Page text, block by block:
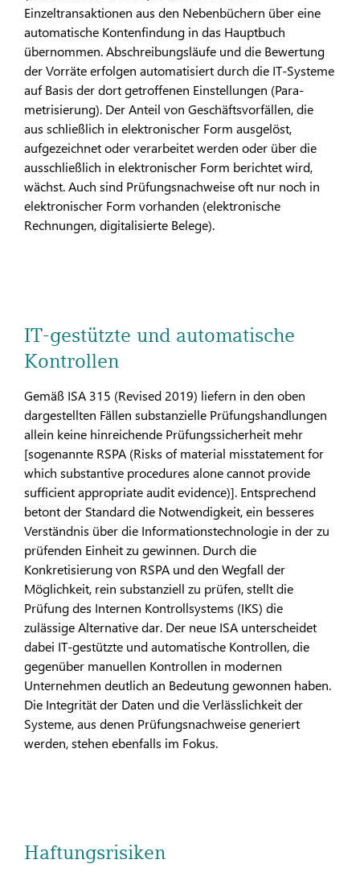
Einzeltransaktionen aus den Ne­benbüchern über eine
automatische Kontenfindung in das Hauptbuch
übernommen. Abschreibungsläufe und die Bewertung
der Vorräte erfolgen automatisiert durch die IT-Systeme
auf Basis der dort getroffenen Einstellungen (Para­
metrisierung). Der Anteil von Geschäftsvorfällen, die
aus­ schließlich in elektronischer Form ausgelöst,
aufgezeichnet oder verarbeitet werden oder über die
ausschließlich in elek­tronischer Form berichtet wird,
wächst. Auch sind Prüfungs­nachweise oft nur noch in
elektronischer Form vorhanden (elektronische
Rechnungen, digitalisierte Belege).
IT-gestützte und automatische
Kontrollen
Gemäß ISA 315 (Revised 2019) liefern in den oben
dargestell­ten Fällen substanzielle Prüfungshandlungen
allein keine hin­reichende Prüfungssicherheit mehr
[sogenannte RSPA (Risks of material misstatement for
which substantive procedures alone cannot provide
sufficient appropriate audit evidence)]. Entsprechend
betont der Standard die Notwendigkeit, ein bes­seres
Verständnis über die Informationstechnologie in der zu
prüfenden Einheit zu gewinnen. Durch die
Konkretisierung von RSPA und den Wegfall der
Möglichkeit, rein substanziell zu prüfen, stellt die
Prüfung des Internen Kontrollsystems (IKS) die
zulässige Alternative dar. Der neue ISA unterscheidet
dabei IT-gestützte und automatische Kontrollen, die
gegen­über manuellen Kontrollen in modernen
Unternehmen deut­lich an Bedeutung gewonnen haben.
Die Integrität der Daten und die Verlässlichkeit der
Systeme, aus denen Prüfungsnach­weise generiert
werden, stehen ebenfalls im Fokus.
Haftungsrisiken